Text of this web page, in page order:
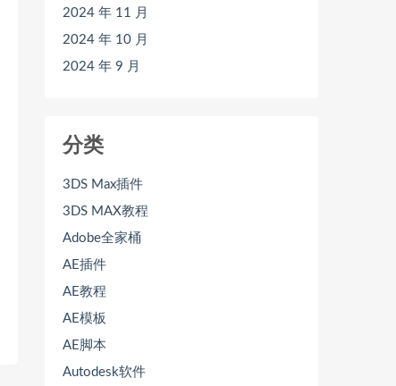
2024 年 11 月
2024 年 10 月
2024 年 9 月
分类
3DS Max插件
3DS MAX教程
Adobe全家桶
AE插件
AE教程
AE模板
AE脚本
Autodesk软件